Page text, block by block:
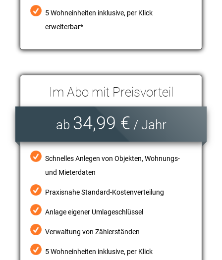
5 Wohneinheiten inklusive, per Klick
erweiterbar*
Im Abo mit Preisvorteil
ab 34,99 € / Jahr
Schnelles Anlegen von Objekten, Wohnungs-
und Mieterdaten
Praxisnahe Standard-Kostenverteilung
Anlage eigener Umlageschlüssel
Verwaltung von Zählerständen
5 Wohneinheiten inklusive, per Klick